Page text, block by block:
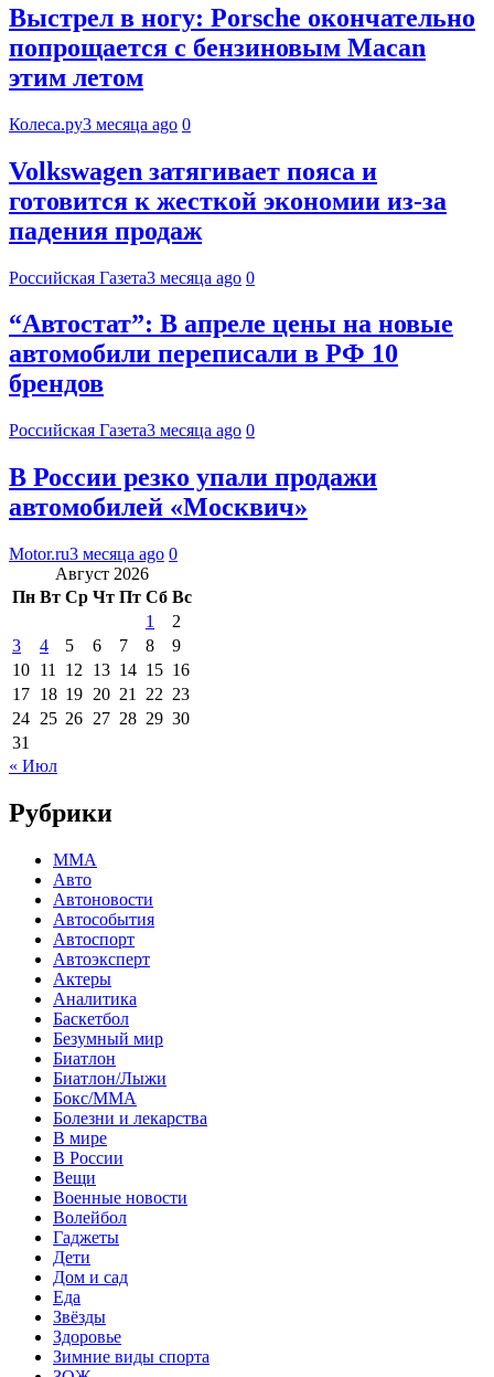
Выстрел в ногу: Porsche окончательно
попрощается с бензиновым Macan
этим летом
Колеса.ру3 месяца ago 0
Volkswagen затягивает пояса и
готовится к жесткой экономии из-за
падения продаж
Российская Газета3 месяца ago 0
“Автостат”: В апреле цены на новые
автомобили переписали в РФ 10
брендов
Российская Газета3 месяца ago 0
В России резко упали продажи
автомобилей «Москвич»
Motor.ru3 месяца ago 0
Август 2026
Пн Вт Ср Чт Пт Сб Вс
1
2
3
4 5 6 7 8
9
10 11 12 13 14 15 16
17 18 19 20 21 22 23
24 25 26 27 28 29 30
31
« Июл
Рубрики
MMA
Авто
Автоновости
Автособытия
Автоспорт
Автоэксперт
Актеры
Аналитика
Баскетбол
Безумный мир
Биатлон
Биатлон/Лыжи
Бокс/MMA
Болезни и лекарства
В мире
В России
Вещи
Военные новости
Волейбол
Гаджеты
Дети
Дом и сад
Еда
Звёзды
Здоровье
Зимние виды спорта